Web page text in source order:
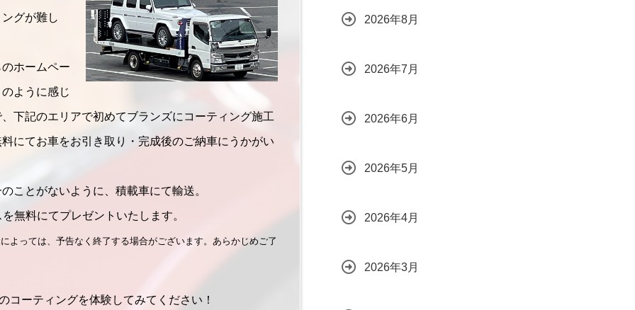
グが難し
ホームペー
ように感じ
下記のエリアで初めてブランズにコーティング施工
にてお車をお引き取り・完成後のご納車にうかがい
ことがないように、積載車にて輸送。
無料にてプレゼントいたします。
よっては、予告なく終了する場合がございます。あらかじめご了
コーティングを体験してみてください！
2026年8月
2026年7月
2026年6月
2026年5月
2026年4月
2026年3月